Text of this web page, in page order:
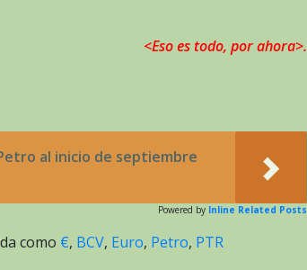
<Eso es todo, por ahora>.
al inicio de septiembre
Powered by Inline Related Posts
como €, BCV, Euro, Petro, PTR